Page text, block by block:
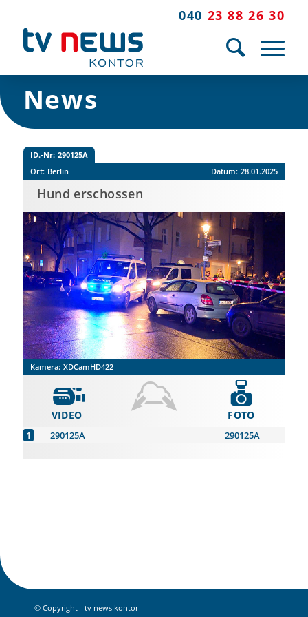
040 23 88 26 30
News
ID.-Nr: 290125A
Ort: Berlin Datum: 28.01.2025
Hund erschossen
Kamera: XDCamHD422
VIDEO
290125A
FOTO
290125A
© Copyright - tv news kontor